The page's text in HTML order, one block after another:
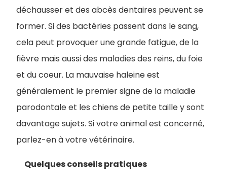
déchausser et des abcès dentaires peuvent se
former. Si des bactéries passent dans le sang,
cela peut provoquer une grande fatigue, de la
fièvre mais aussi des maladies des reins, du foie
et du coeur. La mauvaise haleine est
généralement le premier signe de la maladie
parodontale et les chiens de petite taille y sont
davantage sujets. Si votre animal est concerné,
parlez-en à votre vétérinaire.
Quelques conseils pratiques